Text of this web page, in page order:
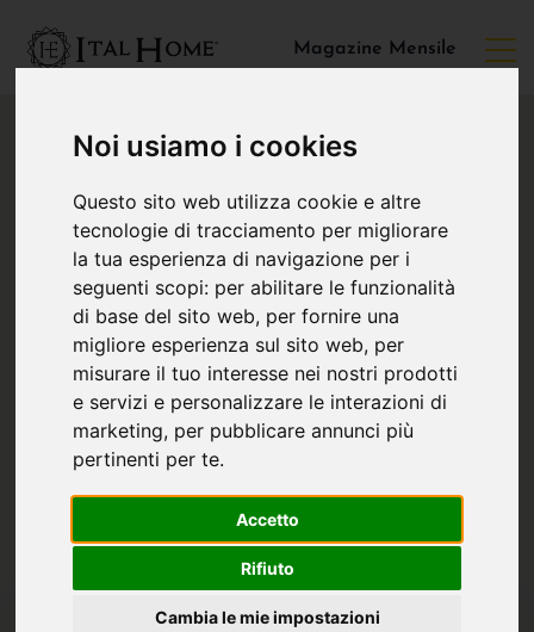
Noi usiamo i cookies
Questo sito web utilizza cookie e altre
tecnologie di tracciamento per migliorare
la tua esperienza di navigazione per i
seguenti scopi: per abilitare le funzionalità
di base del sito web, per fornire una
migliore esperienza sul sito web, per
misurare il tuo interesse nei nostri prodotti
e servizi e personalizzare le interazioni di
marketing, per pubblicare annunci più
pertinenti per te.
Accetto
Rifiuto
Cambia le mie impostazioni
Magazine Mensile